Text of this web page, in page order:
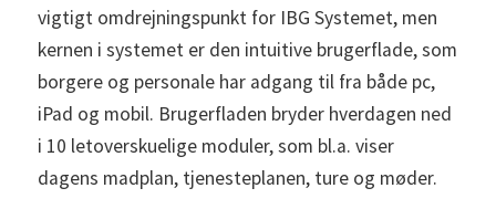
vigtigt omdrejningspunkt for IBG Systemet, men
kernen i systemet er den intuitive brugerflade, som
borgere og personale har adgang til fra både pc,
iPad og mobil. Brugerfladen bryder hverdagen ned
i 10 letoverskuelige moduler, som bl.a. viser
dagens madplan, tjenesteplanen, ture og møder.